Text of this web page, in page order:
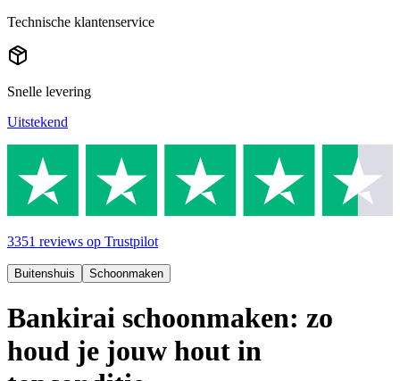
Technische klantenservice
Snelle levering
Uitstekend
3351 reviews op Trustpilot
Buitenshuis Schoonmaken
Bankirai schoonmaken: zo
houd je jouw hout in